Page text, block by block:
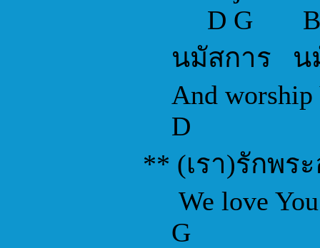
D G
นมัสการ น
And worship
D
** (เรา)รักพร
We love You
G